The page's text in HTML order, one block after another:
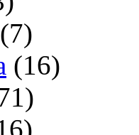
(7)
(16)